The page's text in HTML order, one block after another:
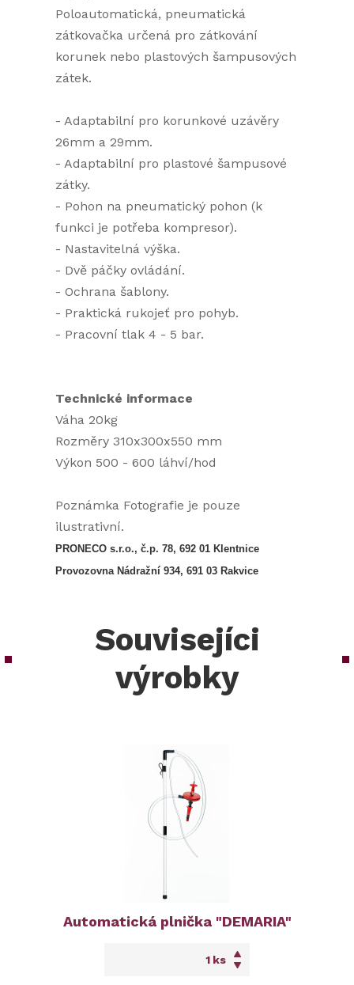
Poloautomatická, pneumatická
zátkovačka určená pro zátkování
korunek nebo plastových šampusových
zátek.
- Adaptabilní pro korunkové uzávěry
26mm a 29mm.
- Adaptabilní pro plastové šampusové
zátky.
- Pohon na pneumatický pohon (k
funkci je potřeba kompresor).
- Nastavitelná výška.
- Dvě páčky ovládání.
- Ochrana šablony.
- Praktická rukojeť pro pohyb.
- Pracovní tlak 4 - 5 bar.
Technické informace
Váha 20kg
Rozměry 310x300x550 mm
Výkon 500 - 600 láhví/hod
Poznámka Fotografie je pouze
ilustrativní.
PRONECO s.r.o., č.p. 78, 692 01 Klentnice
Provozovna Nádražní 934, 691 03 Rakvice
Souvisejíci
výrobky
Automatická plnička "DEMARIA"
ks